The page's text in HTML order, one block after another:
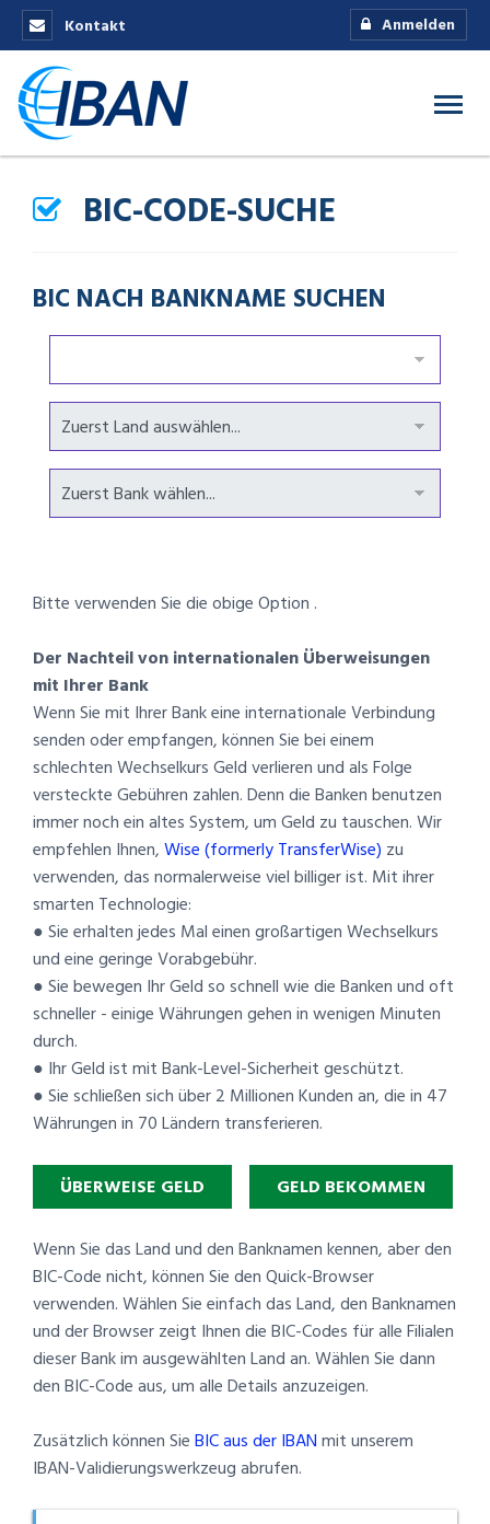
Kontakt Anmelden
BIC-CODE-SUCHE
BIC NACH BANKNAME SUCHEN
Bitte verwenden Sie die obige Option .
Der Nachteil von internationalen Überweisungen
mit Ihrer Bank
Wenn Sie mit Ihrer Bank eine internationale Verbindung
senden oder empfangen, können Sie bei einem
schlechten Wechselkurs Geld verlieren und als Folge
versteckte Gebühren zahlen. Denn die Banken benutzen
immer noch ein altes System, um Geld zu tauschen. Wir
empfehlen Ihnen,Wise (formerly TransferWise) zu
verwenden, das normalerweise viel billiger ist. Mit ihrer
smarten Technologie:
● Sie erhalten jedes Mal einen großartigen Wechselkurs
und eine geringe Vorabgebühr.
● Sie bewegen Ihr Geld so schnell wie die Banken und oft
schneller - einige Währungen gehen in wenigen Minuten
durch.
● Ihr Geld ist mit Bank-Level-Sicherheit geschützt.
● Sie schließen sich über 2 Millionen Kunden an, die in 47
Währungen in 70 Ländern transferieren.
ÜBERWEISE GELD GELD BEKOMMEN
Wenn Sie das Land und den Banknamen kennen, aber den
BIC-Code nicht, können Sie den Quick-Browser
verwenden. Wählen Sie einfach das Land, den Banknamen
und der Browser zeigt Ihnen die BIC-Codes für alle Filialen
dieser Bank im ausgewählten Land an. Wählen Sie dann
den BIC-Code aus, um alle Details anzuzeigen.
Zusätzlich können SieBIC aus der IBANmit unserem
IBAN-Validierungswerkzeug abrufen.